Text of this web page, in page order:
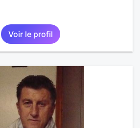
Voir le profil